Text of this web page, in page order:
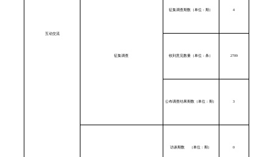
互动交流
征集调查
征集调查期数（单位：期） 4
收到意见数量（单位：条） 2709
公布调查结果期数（单位：期） 3
访谈期数 （单位：期） 0